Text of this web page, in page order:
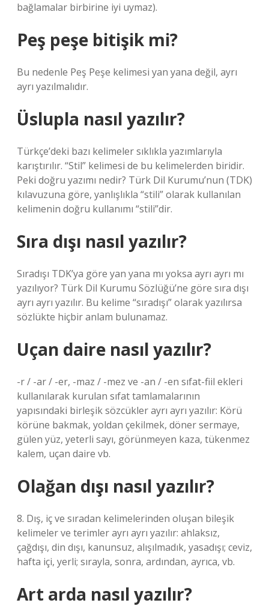
bağlamalar birbirine iyi uymaz).
Peş peşe bitişik mi?
Bu nedenle Peş Peşe kelimesi yan yana değil, ayrı
ayrı yazılmalıdır.
Üslupla nasıl yazılır?
Türkçe’deki bazı kelimeler sıklıkla yazımlarıyla
karıştırılır. “Stil” kelimesi de bu kelimelerden biridir.
Peki doğru yazımı nedir? Türk Dil Kurumu’nun (TDK)
kılavuzuna göre, yanlışlıkla “stili” olarak kullanılan
kelimenin doğru kullanımı “stili”dir.
Sıra dışı nasıl yazılır?
Sıradışı TDK’ya göre yan yana mı yoksa ayrı ayrı mı
yazılıyor? Türk Dil Kurumu Sözlüğü’ne göre sıra dışı
ayrı ayrı yazılır. Bu kelime “sıradışı” olarak yazılırsa
sözlükte hiçbir anlam bulunamaz.
Uçan daire nasıl yazılır?
-r / -ar / -er, -maz / -mez ve -an / -en sıfat-fiil ekleri
kullanılarak kurulan sıfat tamlamalarının
yapısındaki birleşik sözcükler ayrı ayrı yazılır: Körü
körüne bakmak, yoldan çekilmek, döner sermaye,
gülen yüz, yeterli sayı, görünmeyen kaza, tükenmez
kalem, uçan daire vb.
Olağan dışı nasıl yazılır?
8. Dış, iç ve sıradan kelimelerinden oluşan bileşik
kelimeler ve terimler ayrı ayrı yazılır: ahlaksız,
çağdışı, din dışı, kanunsuz, alışılmadık, yasadışı; ceviz,
hafta içi, yerli; sırayla, sonra, ardından, ayrıca, vb.
Art arda nasıl yazılır?